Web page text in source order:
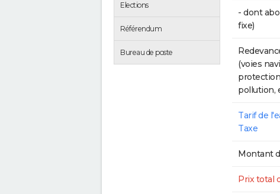
Elections
Référendum
Bureau de poste
- dont
fixe)
(voies
pollution,
Tarif de
Taxe
Montant
Prix total